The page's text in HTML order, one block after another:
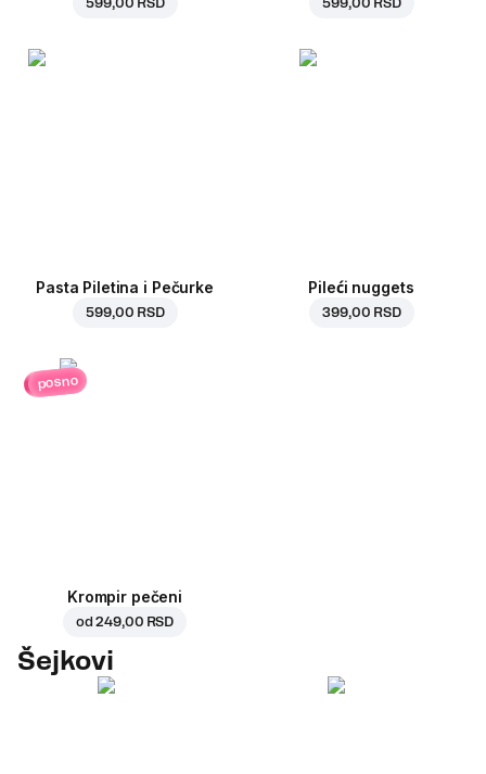
Pasta Piletina i Pečurke
599,00 RSD
Pileći nuggets
399,00 RSD
posno
Krompir pečeni
od249,00 RSD
Šejkovi